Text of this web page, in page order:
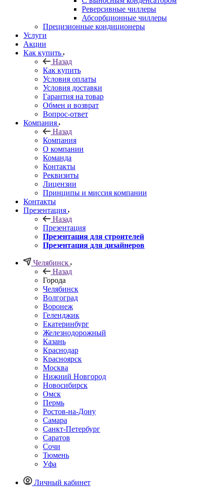
Реверсивные чиллеры
Абсорбционные чиллеры
Прецизионные кондиционеры
Услуги
Акции
Как купить
Назад
Как купить
Условия оплаты
Условия доставки
Гарантия на товар
Обмен и возврат
Вопрос-ответ
Компания
Назад
Компания
О компании
Команда
Контакты
Реквизиты
Лицензии
Принципы и миссия компании
Контакты
Презентация
Назад
Презентация
Презентация для строителей
Презентация для дизайнеров
Челябинск
Назад
Города
Челябинск
Волгоград
Воронеж
Геленджик
Екатеринбург
Железнодорожный
Казань
Краснодар
Красноярск
Москва
Нижний Новгород
Новосибирск
Омск
Пермь
Ростов-на-Дону
Самара
Санкт-Петербург
Саратов
Сочи
Тюмень
Уфа
Личный кабинет